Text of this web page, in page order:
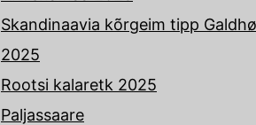
Skandinaavia kõrgeim tipp
2025
Rootsi kalaretk 2025
Paljassaare